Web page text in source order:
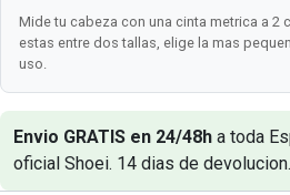
Mide tu cabeza con una cinta metrica a 2
estas entre dos tallas, elige la mas
uso.
Envio GRATIS en 24/48h a toda
oficial Shoei. 14 dias de devolucion.